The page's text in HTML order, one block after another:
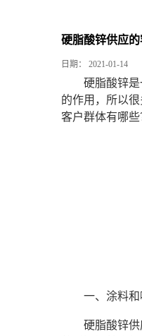
硬脂酸锌供应
日期： 2021-01-14
硬脂酸锌
的作用，所以
客户群体有哪些
一、涂料和
硬脂酸锌